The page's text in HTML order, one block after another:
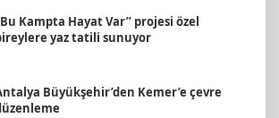
Kampta Hayat Var” projesi özel
yaz tatili sunuyor
Büyükşehir’den Kemer’e çevre